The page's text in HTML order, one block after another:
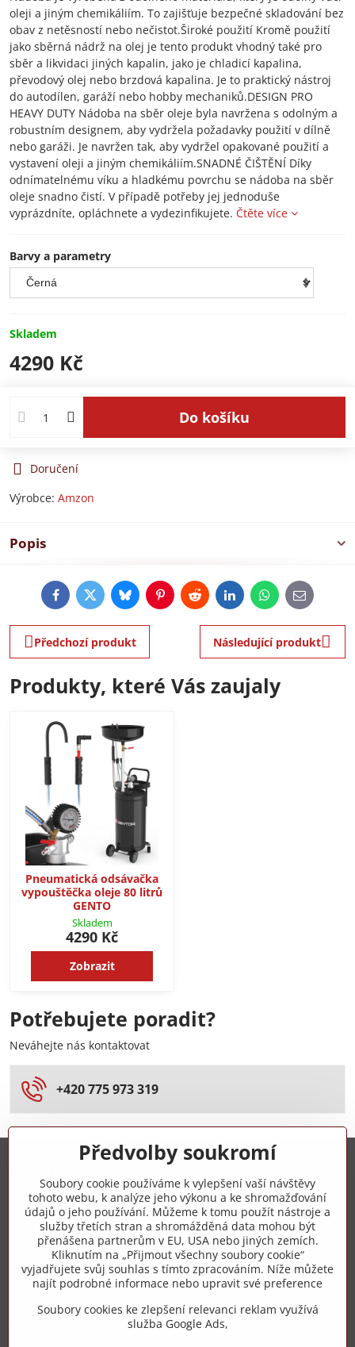
oleji a jiným chemikáliím. To zajišťuje bezpečné skladování bez
obav z netěsností nebo nečistot.Široké použití Kromě použití
jako sběrná nádrž na olej je tento produkt vhodný také pro
sběr a likvidaci jiných kapalin, jako je chladicí kapalina,
převodový olej nebo brzdová kapalina. Je to praktický nástroj
do autodílen, garáží nebo hobby mechaniků.DESIGN PRO
HEAVY DUTY Nádoba na sběr oleje byla navržena s odolným a
robustním designem, aby vydržela požadavky použití v dílně
nebo garáži. Je navržen tak, aby vydržel opakované použití a
vystavení oleji a jiným chemikáliím.SNADNÉ ČIŠTĚNÍ Díky
odnímatelnému víku a hladkému povrchu se nádoba na sběr
oleje snadno čistí. V případě potřeby jej jednoduše
vyprázdníte, opláchnete a vydezinfikujete. Čtěte více
Barvy a parametry
Skladem
4290 Kč
Do košíku
Doručení
Výrobce: Amzon
Popis
FacebookTwitterBlueskyPinterestRedditLinkedInWhatsApp
E-
mail
Předchozí produkt Následující produkt
Produkty, které Vás zaujaly
Pneumatická odsávačka
vypouštěčka oleje 80 litrů
GENTO
Skladem
4290 Kč
Zobrazit
Potřebujete poradit?
Neváhejte nás kontaktovat
+420 775 973 319
+420 775 973 319
info​@zipzop​.cz
Objednávky
Vše k nákupu
Předvolby soukromí
Soubory cookie používáme k vylepšení vaší návštěvy
tohoto webu, k analýze jeho výkonu a ke shromažďování
údajů o jeho používání. Můžeme k tomu použít nástroje a
služby třetích stran a shromážděná data mohou být
přenášena partnerům v EU, USA nebo jiných zemích.
Kliknutím na „Přijmout všechny soubory cookie“
vyjadřujete svůj souhlas s tímto zpracováním. Níže můžete
najít podrobné informace nebo upravit své preference
Soubory cookies ke zlepšení relevanci reklam využívá
služba Google Ads,